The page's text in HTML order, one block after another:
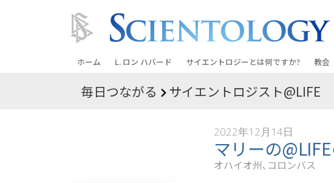
ホーム L. ロン ハバード サイエントロジーとは何ですか?
信条と実践
サイエントロジストたちが語るサイエ
ントロジー
サイエントロジストに会いましょう
教会
教会
上級
オー
フラ
毎日つながる サイエントロジスト@LIFE
2022年12月14日
マリーの
オハイオ州､コロンバス